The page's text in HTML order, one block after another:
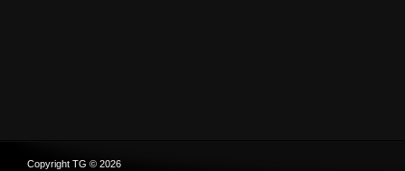
Copyright TG © 2026